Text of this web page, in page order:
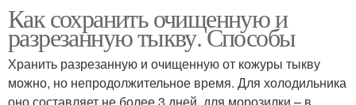
Как сохранить очищенную и
разрезанную тыкву. Способы
Хранить разрезанную и очищенную от кожуры тыкву
можно, но непродолжительное время. Для холодильника